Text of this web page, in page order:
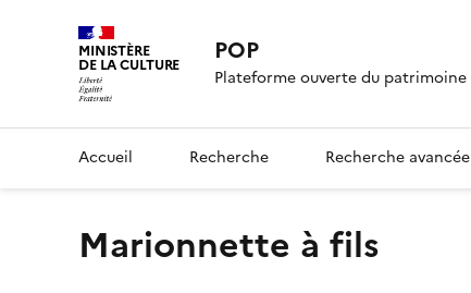
MINISTÈRE
DE LA CULTURE POP
Plateforme ouverte du patrimoine
Accueil Recherche Recherche avancée
marionnette à fils